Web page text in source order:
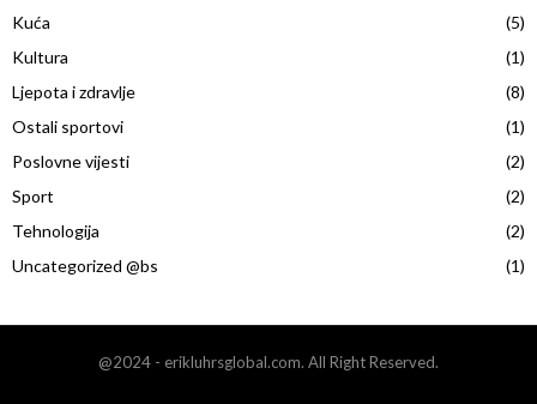
Kuća
(5)
Kultura
(1)
Ljepota i zdravlje
(8)
Ostali sportovi
(1)
Poslovne vijesti
(2)
Sport
(2)
Tehnologija
(2)
Uncategorized @bs
(1)
@2024 - erikluhrsglobal.com. All Right Reserved.